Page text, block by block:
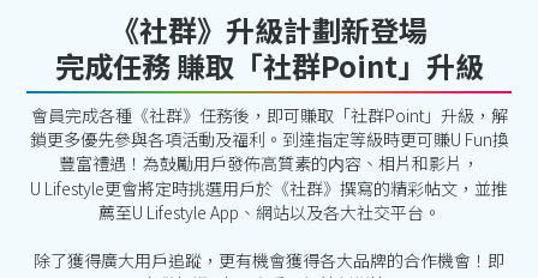
《社群》升級計劃新登場
完成任務 賺取「社群Point」升級
會員完成各種《社群》任務後，即可賺取「社群Point」升級，解
鎖更多優先參與各項活動及福利。到達指定等級時更可賺U Fun換
豐富禮遇！為鼓勵用戶發佈高質素的内容、相片和影片，
U Lifestyle更會將定時挑選用戶於《社群》撰寫的精彩帖文，並推
薦至U Lifestyle App、網站以及各大社交平台。
除了獲得廣大用戶追蹤，更有機會獲得各大品牌的合作機會！即